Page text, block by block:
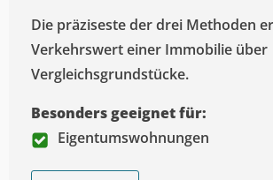
Die präziseste der drei Methoden
Verkehrswert einer Immobilie über
Vergleichsgrundstücke.
Besonders geeignet für:
Eigentumswohnungen